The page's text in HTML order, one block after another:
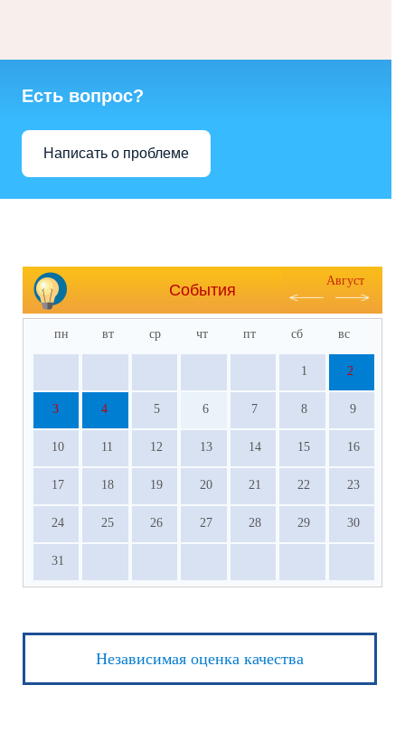
Есть вопрос?
Написать о проблеме
События
Август
пн вт ср чт пт сб вс
1 2
3 4 5 6 7 8 9
10 11 12 13 14 15 16
17 18 19 20 21 22 23
24 25 26 27 28 29 30
31
Независимая оценка качества